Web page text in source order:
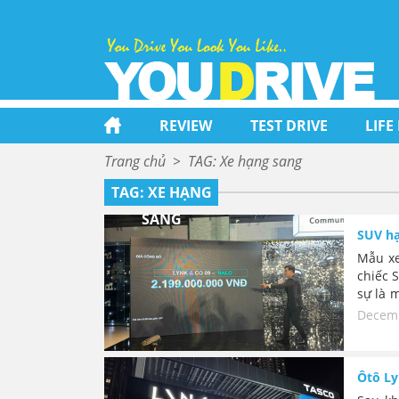
REVIEW TEST DRIVE LIFE
Trang chủ > TAG: Xe hạng sang
TAG: XE HẠNG
SANG
SUV
Mẫu
chiếc
sự là
khó
ngang
Ôtô